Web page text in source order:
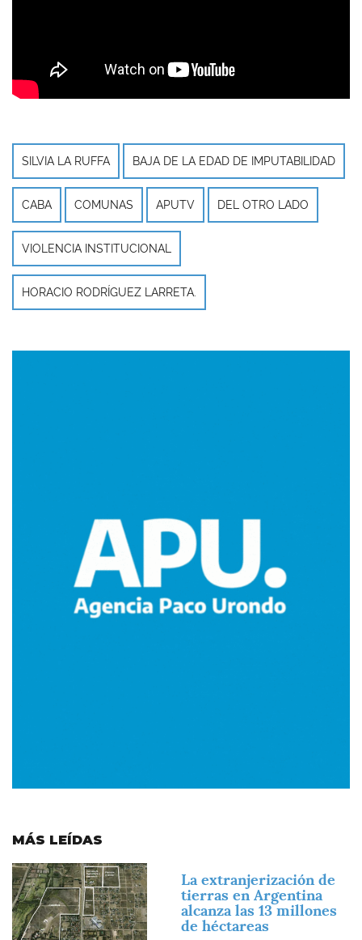
SILVIA LA RUFFA BAJA DE LA EDAD DE IMPUTABILIDAD
CABA COMUNAS APUTV DEL OTRO LADO
VIOLENCIA INSTITUCIONAL
HORACIO RODRÍGUEZ LARRETA.
MÁS LEÍDAS
Imagen
La extranjerización de
tierras en Argentina
alcanza las 13 millones
de héctareas